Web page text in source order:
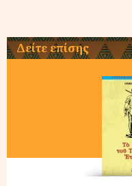
Δείτε επίσης